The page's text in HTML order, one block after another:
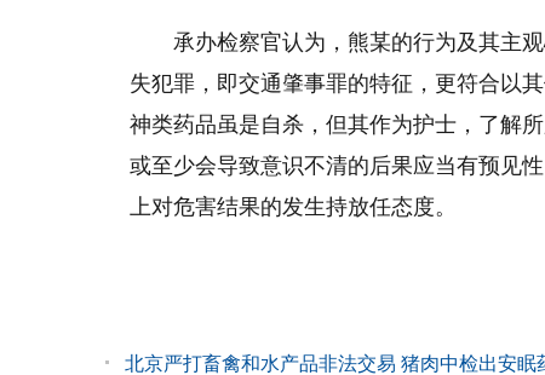
承办检察官认为，熊某的行为及其主
失犯罪，即交通肇事罪的特征，更符合以
神类药品虽是自杀，但其作为护士，了解
或至少会导致意识不清的后果应当有预见
上对危害结果的发生持放任态度。
北京严打畜禽和水产品非法交易 猪肉中检出安眠